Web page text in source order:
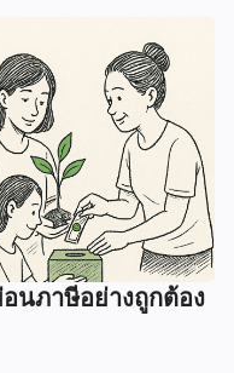
นภาษีอย่างถูกต้อง